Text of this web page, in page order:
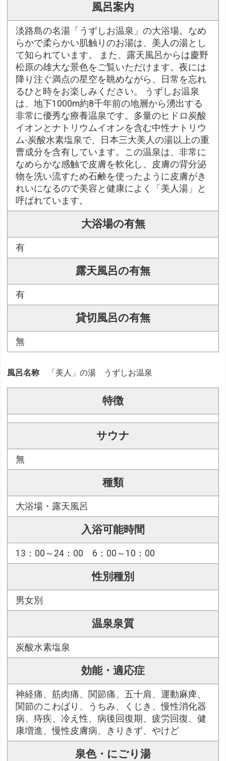
風呂案内
淡路島の名湯「うずしお温泉」の大浴場。なめ
らかで柔らかい肌触りのお湯は、美人の湯とし
て知られています。 また、露天風呂からは慶野
松原の雄大な景色をご覧いただけます。夜には
降り注ぐ満点の星空を眺めながら、日常を忘れ
るひと時をお楽しみください。 うずしお温泉
は、地下1000m約8千年前の地層から湧出する
非常に優秀な療養温泉です。多量のヒドロ炭酸
イオンとナトリウムイオンを含む中性ナトリウ
ム-炭酸水素塩泉で、日本三大美人の湯以上の重
曹成分を含有しています。この温泉は、非常に
なめらかな感触で皮膚を軟化し、皮膚の背分泌
物を洗い流すため石鹸を使ったように皮膚がき
れいになるので美容と健康によく「美人湯」と
呼ばれています。
大浴場の有無
有
露天風呂の有無
有
貸切風呂の有無
無
風呂名称 「美人」の湯 うずしお温泉
特徴
サウナ
無
種類
大浴場・露天風呂
入浴可能時間
13：00～24：00 6：00～10：00
性別種別
男女別
温泉泉質
炭酸水素塩泉
効能・適応症
神経痛、筋肉痛、関節痛、五十肩、運動麻痺、
関節のこわばり、うちみ、くじき、慢性消化器
病、痔疾、冷え性、病後回復期、疲労回復、健
康増進、慢性皮膚病、きりきず、やけど
泉色・にごり湯